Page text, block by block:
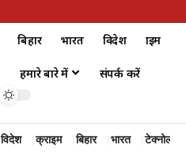
बिहार भारत विदेश क्राइम
हमारे बारे में संपर्क करें
विदेश क्राइम बिहार भारत टेक्नोलॉजी